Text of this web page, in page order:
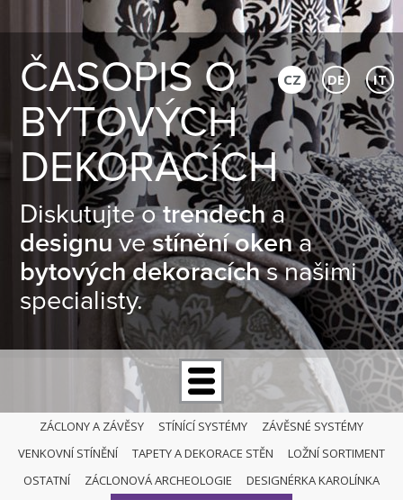
ČASOPIS O
BYTOVÝCH
DEKORACÍCH
Diskutujte otrendecha
designuvestínění okena
bytových dekoracíchs našimi
specialisty.
CZ DE IT
ZÁCLONY A ZÁVĚSY STÍNÍCÍ SYSTÉMY
ZÁVĚSNÉ SYSTÉMY
VENKOVNÍ STÍNĚNÍ
TAPETY A DEKORACE STĚN
LOŽNÍ SORTIMENT
OSTATNÍ
ZÁCLONOVÁ ARCHEOLOGIE DESIGNÉRKA KAROLÍNKA
OSTATNÍ